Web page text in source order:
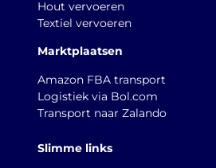
Hout vervoeren
Textiel vervoeren
Marktplaatsen
Amazon FBA transport
Logistiek via Bol.com
Transport naar Zalando
Slimme links